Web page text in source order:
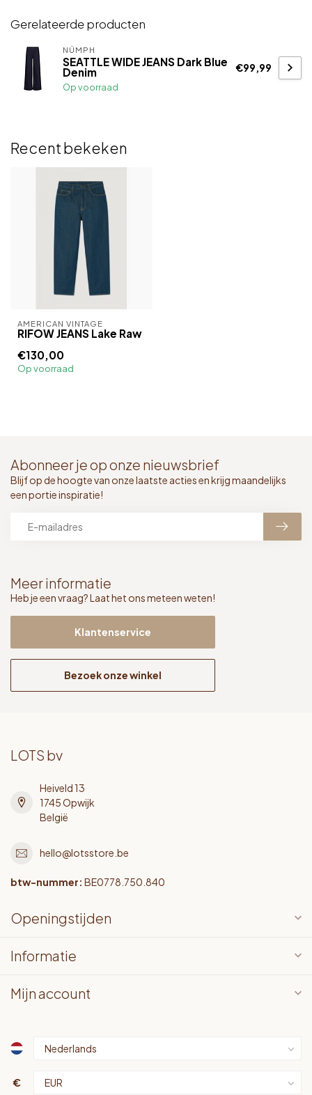
Gerelateerde producten
NÜMPH
SEATTLE WIDE JEANS Dark Blue
Denim
Op voorraad
€99,99
Recent bekeken
AMERICAN VINTAGE
RIFOW JEANS Lake Raw
€130,00
Op voorraad
Meer informatie
Heb je een vraag? Laat het ons meteen weten!
Klantenservice
Bezoek onze winkel
Abonneer je op onze nieuwsbrief
Blijf op de hoogte van onze laatste acties en krijg maandelijks
een portie inspiratie!
LOTS bv
Heiveld 13
1745 Opwijk
België
hello@lotsstore.be
btw-nummer: BE0778.750.840
Openingstijden
Informatie
Mijn account
€